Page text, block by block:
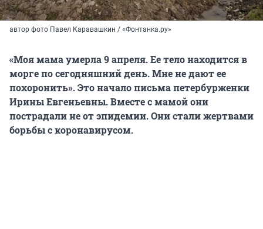
автор фото Павел Каравашкин / «Фонтанка.ру»
«Моя мама умерла 9 апреля. Ее тело находится в
морге по сегодняшний день. Мне не дают ее
похоронить». Это начало письма петербурженки
Ирины Евгеньевны. Вместе с мамой они
пострадали не от эпидемии. Они стали жертвами
борьбы с коронавирусом.